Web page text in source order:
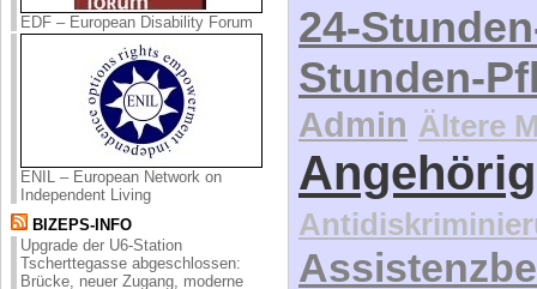
EDF – European Disability Forum
ENIL – European Network on
Independent Living
BIZEPS-INFO
Upgrade der U6-Station
Tscherttegasse abgeschlossen:
Brücke, neuer Zugang, moderne
24-
Stunden-
Admin Ältere